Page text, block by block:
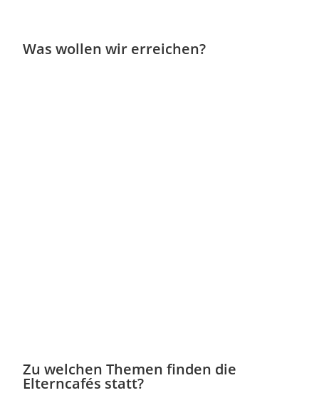
Was wollen wir erreichen?
Zu welchen Themen finden die
Elterncafés statt?